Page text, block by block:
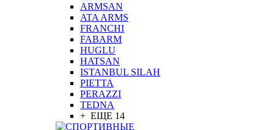
ARMSAN
ATA ARMS
FRANCHI
FABARM
HUGLU
HATSAN
ISTANBUL SILAH
PIETTA
PERAZZI
TEDNA
+ ЕЩЕ 14